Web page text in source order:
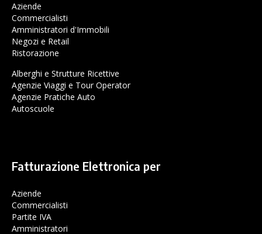
Aziende
Commercialisti
Amministratori d'Immobili
Negozi e Retail
Ristorazione
Alberghi e Strutture Ricettive
Agenzie Viaggi e Tour Operator
Agenzie Pratiche Auto
Autoscuole
Fatturazione Elettronica per
Aziende
Commercialisti
Partite IVA
Amministratori